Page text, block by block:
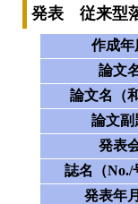
発表 従来型
作成年
論文
論文名（
論文副
発表
誌名（No./
発表年